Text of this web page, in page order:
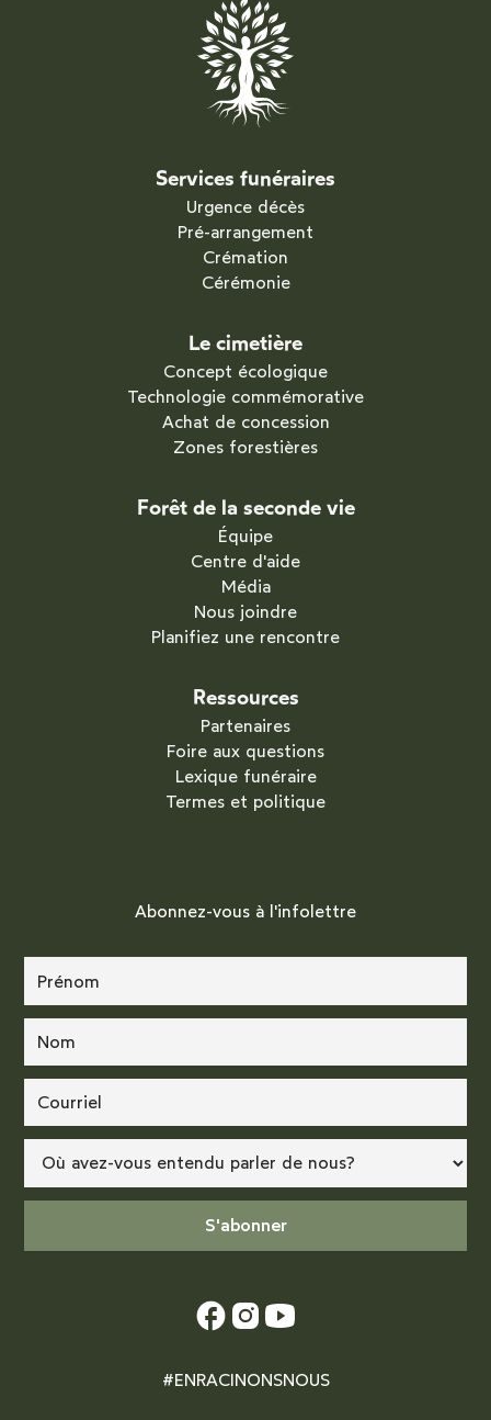
Services funéraires
Urgence décès
Pré-arrangement
Crémation
Cérémonie
Le cimetière
Concept écologique
Technologie commémorative
Achat de concession
Zones forestières
Forêt de la seconde vie
Équipe
Centre d'aide
Média
Nous joindre
Planifiez une rencontre
Ressources
Partenaires
Foire aux questions
Lexique funéraire
Termes et politique
Abonnez-vous à l'infolettre
#ENRACINONSNOUS